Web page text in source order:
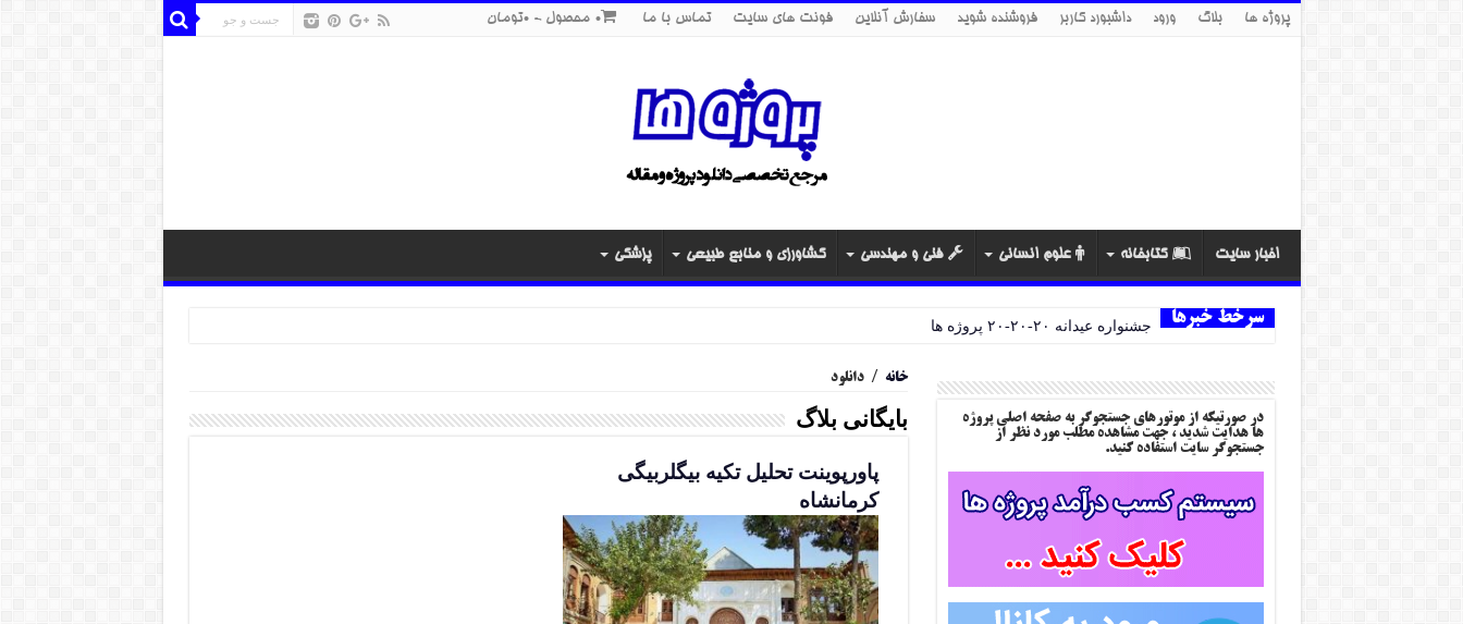
پروژه ها بلاگ ورود داشبورد کاربر فروشنده شوید سفارش آنلاین فونت های سایت تماس با ما 0 محصول 0تومان
اخبار سایت کتابخانه علوم انسانی فنی و مهندسی کشاورزی و منابع طبیعی پزشکی
سرخط خبرها جشنواره عیدانه ۲۰-۲۰-۲۰ پروژه ها
خانه / دانلود
بایگانی بلاگ
پاورپوینت تحلیل تکیه بیگلربیگی
کرمانشاه
در صورتیکه از موتورهای جستجوگر به صفحه اصلی پروژه
ها هدایت شدید ، جهت مشاهده مطلب مورد نظر از
جستجوگر سایت استفاده کنید.